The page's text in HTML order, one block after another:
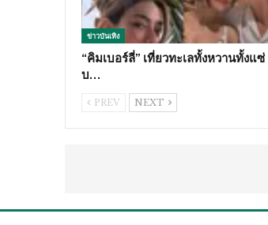
ข่าวบันเทิง
“คิมเบอร์ลี่” เที่ยวทะเลทั้งหวานทั้งแซ่
บ…
PREV NEXT